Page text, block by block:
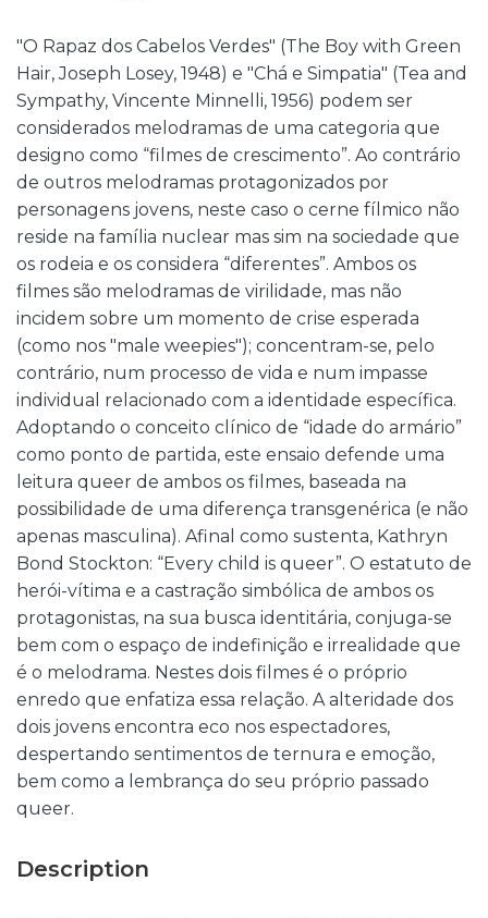
"O Rapaz dos Cabelos Verdes" (The Boy with Green
Hair, Joseph Losey, 1948) e "Chá e Simpatia" (Tea and
Sympathy, Vincente Minnelli, 1956) podem ser
considerados melodramas de uma categoria que
designo como “filmes de crescimento”. Ao contrário
de outros melodramas protagonizados por
personagens jovens, neste caso o cerne fílmico não
reside na família nuclear mas sim na sociedade que
os rodeia e os considera “diferentes”. Ambos os
filmes são melodramas de virilidade, mas não
incidem sobre um momento de crise esperada
(como nos "male weepies"); concentram-se, pelo
contrário, num processo de vida e num impasse
individual relacionado com a identidade específica.
Adoptando o conceito clínico de “idade do armário”
como ponto de partida, este ensaio defende uma
leitura queer de ambos os filmes, baseada na
possibilidade de uma diferença transgenérica (e não
apenas masculina). Afinal como sustenta, Kathryn
Bond Stockton: “Every child is queer”. O estatuto de
herói-vítima e a castração simbólica de ambos os
protagonistas, na sua busca identitária, conjuga-se
bem com o espaço de indefinição e irrealidade que
é o melodrama. Nestes dois filmes é o próprio
enredo que enfatiza essa relação. A alteridade dos
dois jovens encontra eco nos espectadores,
despertando sentimentos de ternura e emoção,
bem como a lembrança do seu próprio passado
queer.
Description